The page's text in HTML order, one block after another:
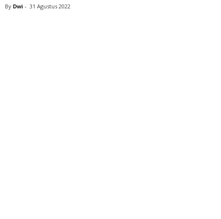
By Dwi - 31 Agustus 2022